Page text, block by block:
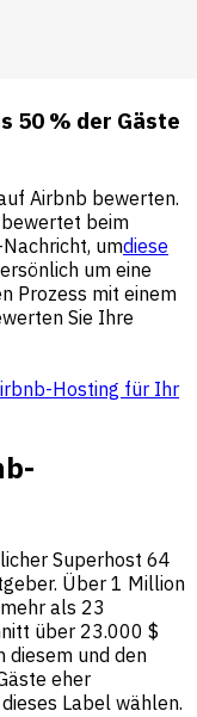
50 % der Gäste
Airbnb bewerten.
beim
umdiese
um eine
Prozess mit einem
Sie Ihre
Hosting für Ihr
Superhost 64
Über 1 Million
als 23
über 23.000 $
diesem und den
eher
Label wählen.